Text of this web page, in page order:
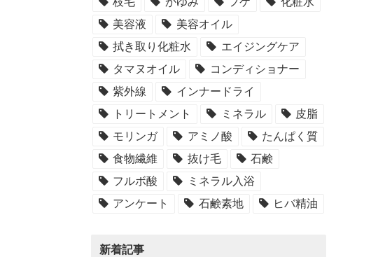
美容液
美容オイル
拭き取り化粧水
エイジングケア
タマヌオイル
コンディショナー
紫外線
インナードライ
トリートメント
ミネラル
皮脂
モリンガ
アミノ酸
たんぱく質
食物繊維
抜け毛
石鹸
フルボ酸
ミネラル入浴
アンケート
石鹸素地 ヒバ精油
新着記事